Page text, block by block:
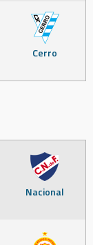
Cerro
Nacional